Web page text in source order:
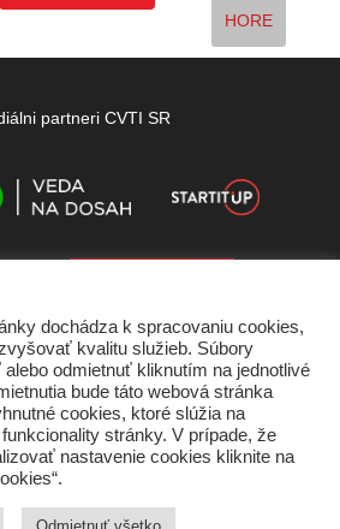
HORE
partneri CVTI SR
Vydavateľ
súkromia Štatút súťaží
dochádza k spracovaniu cookies,
kvalitu služieb. Súbory
odmietnuť kliknutím na jednotlivé
bude táto webová stránka
cookies, ktoré slúžia na
stránky. V prípade, že
nastavenie cookies kliknite na